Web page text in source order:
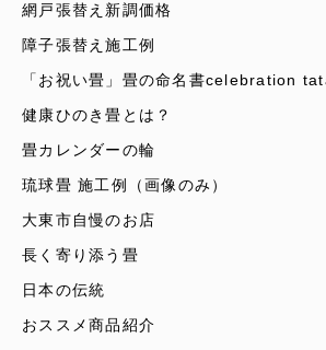
網戸張替え新調価格
障子張替え施工例
「お祝い畳」畳の命名書celebration
健康ひのき畳とは？
畳カレンダーの輪
琉球畳 施工例（画像のみ）
大東市自慢のお店
長く寄り添う畳
日本の伝統
おススメ商品紹介